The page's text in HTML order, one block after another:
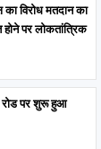
विरोध मतदान का
पर लोकतांत्रिक
रोड पर शुरू हुआ